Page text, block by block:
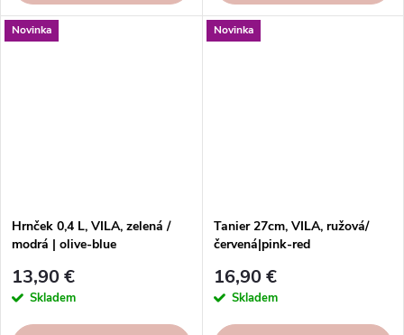
Novinka
Hrnček 0,4 L, VILA, zelená /
modrá | olive-blue
13,90 €
Skladem
Novinka
Tanier 27cm, VILA, ružová/
červená|pink-red
16,90 €
Skladem